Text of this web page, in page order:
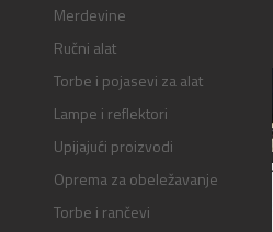
Merdevine
Ručni alat
Torbe i pojasevi za alat
Lampe i reflektori
Upijajući proizvodi
Oprema za obeležavanje
Torbe i rančevi